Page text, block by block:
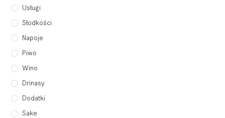
Usługi
Słodkości
Napoje
Piwo
Wino
Drinasy
Dodatki
Sake